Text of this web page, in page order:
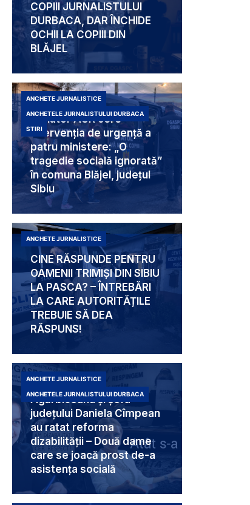
COPIII JURNALISTULUI
DURBACA, DAR ÎNCHIDE
OCHII LA COPIII DIN
BLĂJEL
Senator AUR cere
intervenția de urgență a
patru ministere: „O
tragedie socială ignorată”
în comuna Blăjel, județul
Sibiu
ANCHETE JURNALISTICE
ANCHETELE JURNALISTULUI DURBACA
STIRI
CINE RĂSPUNDE PENTRU
OAMENII TRIMIȘI DIN SIBIU
LA PASCA? – ÎNTREBĂRI
LA CARE AUTORITĂȚILE
TREBUIE SĂ DEA
RĂSPUNS!
ANCHETE JURNALISTICE
Agărbiceanu și șefa
județului Daniela Cîmpean
au ratat reforma
dizabilității – Două dame
care se joacă prost de-a
asistența socială
ANCHETE JURNALISTICE
ANCHETELE JURNALISTULUI DURBACA